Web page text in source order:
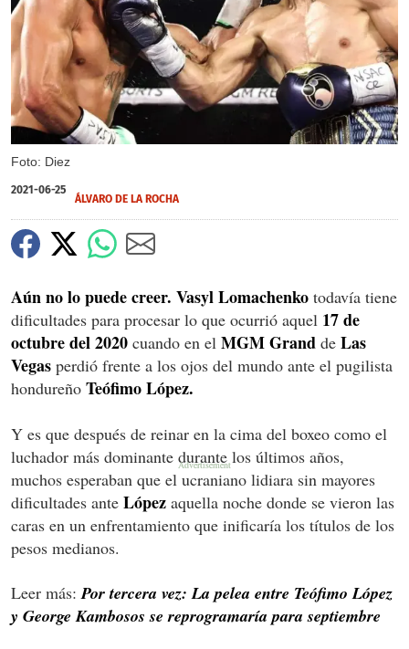
Foto: Diez
2021-06-25
ÁLVARO DE LA ROCHA
Aún no lo puede creer. VasylLomachenko todavía tiene
dificultades para procesar lo que ocurrió aquel 17 de
octubre del 2020 cuando en el MGM Grand de Las
Vegas perdió frente a los ojos del mundo ante el pugilista
hondureño Teófimo López.
Y es que después de reinar en la cima del boxeo como el
luchador más dominante durante los últimos años,
muchos esperaban que el ucraniano lidiara sin mayores
dificultades ante López aquella noche donde se vieron las
caras en un enfrentamiento que inificaría los títulos de los
pesos medianos.
Leer más:Por tercera vez: La pelea entre Teófimo López
y George Kambosos se reprogramaría para septiembre